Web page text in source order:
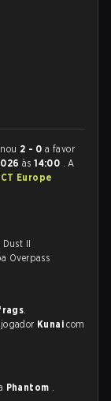
2 - 0 a favor
às14:00 . A
Europe
II
Overpass
.
Kunai com
Phantom .